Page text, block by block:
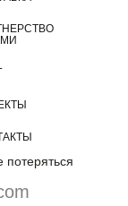
с политикой
персональных данных
потеряться